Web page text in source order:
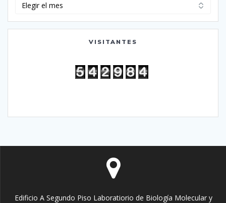
VISITANTES
Edificio A Segundo Piso Laboratiorio de Biología Molecular y